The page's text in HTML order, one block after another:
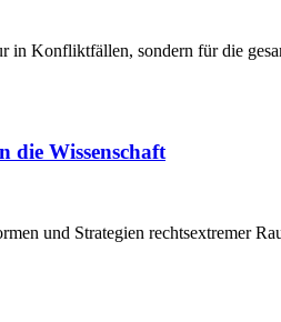
Konfliktfällen, sondern für die
die Wissenschaft
und Strategien rechtsextremer